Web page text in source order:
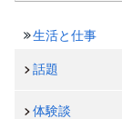
生活と仕事
話題
体験談